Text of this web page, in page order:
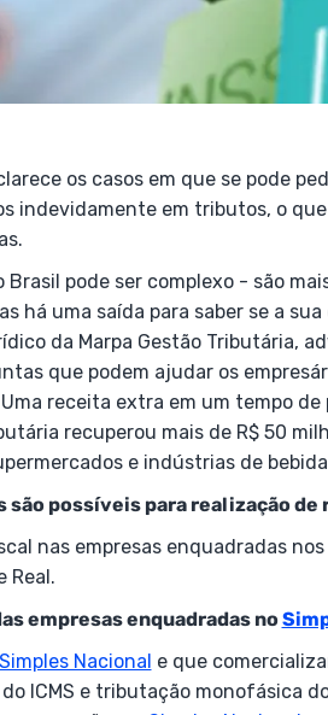
os casos em que se pode
indevidamente em tributos, o
pode ser complexo - são
há uma saída para saber se a
da Marpa Gestão Tributária,
que podem ajudar os
receita extra em um tempo de
recuperou mais de R$ 50
e indústrias de
possíveis para realização de
nas empresas enquadradas
Real.
empresas enquadradas no
Simples Nacional e que
ICMS e tributação monofásica